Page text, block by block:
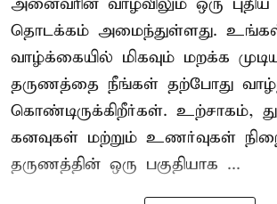
தொடக்கம் அமைந்துள்ளது.
வாழ்க்கையில் மிகவும் மறக்க
தருணத்தை நீங்கள் தற்போது
கொண்டிருக்கிறீர்கள். உற்சாகம்,
கனவுகள் மற்றும் உணர்வுகள்
தருணத்தின் ஒரு பகுதியாக ...